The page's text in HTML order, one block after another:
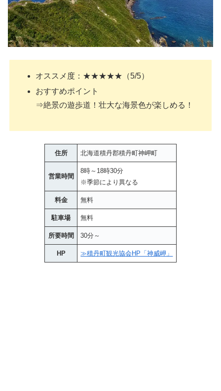
オススメ度：★★★★★（5/5）
おすすめポイント
⇒絶景の遊歩道！壮大な海景色が楽しめる！
住所 北海道積丹郡積丹町神岬町
営業時間
8時～18時30分
※季節により異なる
料金 無料
駐車場 無料
所要時間 30分～
HP ≫積丹町観光協会HP「神威岬」